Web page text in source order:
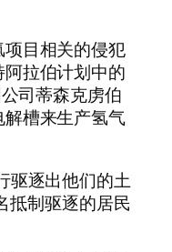
目相关的侵犯
拉伯计划中的
司蒂森克虏伯
槽来生产氢气
驱逐出他们的土
抵制驱逐的居民